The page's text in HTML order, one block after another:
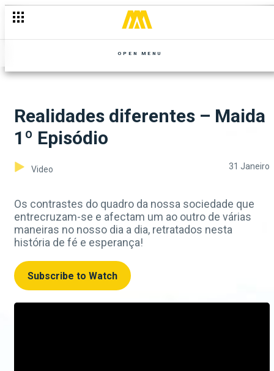
OPEN MENU
Realidades diferentes – Maida
1º Episódio
Video 31 Janeiro
Os contrastes do quadro da nossa sociedade que
entrecruzam-se e afectam um ao outro de várias
maneiras no nosso dia a dia, retratados nesta
história de fé e esperança!
Subscribe to Watch